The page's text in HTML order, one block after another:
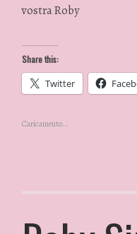
vostra Roby
Share this:
Twitter
Caricamento...